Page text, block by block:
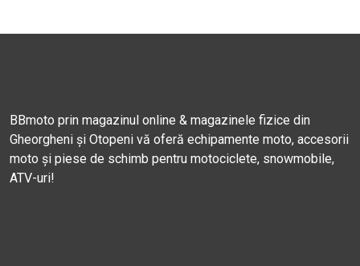
BBmoto prin magazinul online & magazinele fizice din
Gheorgheni și Otopeni vă oferă echipamente moto, accesorii
moto și piese de schimb pentru motociclete, snowmobile,
ATV-uri!